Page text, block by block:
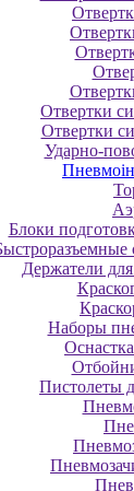
Отвертки
Отвертки
Ударно-
Блоки
Держатели
Наборы
Пистолеты